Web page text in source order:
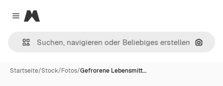
Close menu
Magnific
Nach
Startseite/Stock/Fotos/Gefrorene Lebensmitt…